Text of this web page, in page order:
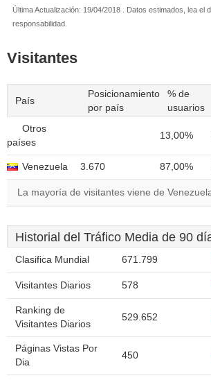
Última Actualización: 19/04/2018 . Datos estimados, lea el
responsabilidad.
Visitantes
País
Posicionamiento
por país
% de
usuarios
Otros
países
13,00%
Venezuela 3.670 87,00%
La mayoría de visitantes viene de
Historial del Tráfico Media de 90
Clasifica Mundial 671.799
Visitantes Diarios 578
Ranking de
Visitantes Diarios
529.652
Páginas Vistas Por
Dia
450